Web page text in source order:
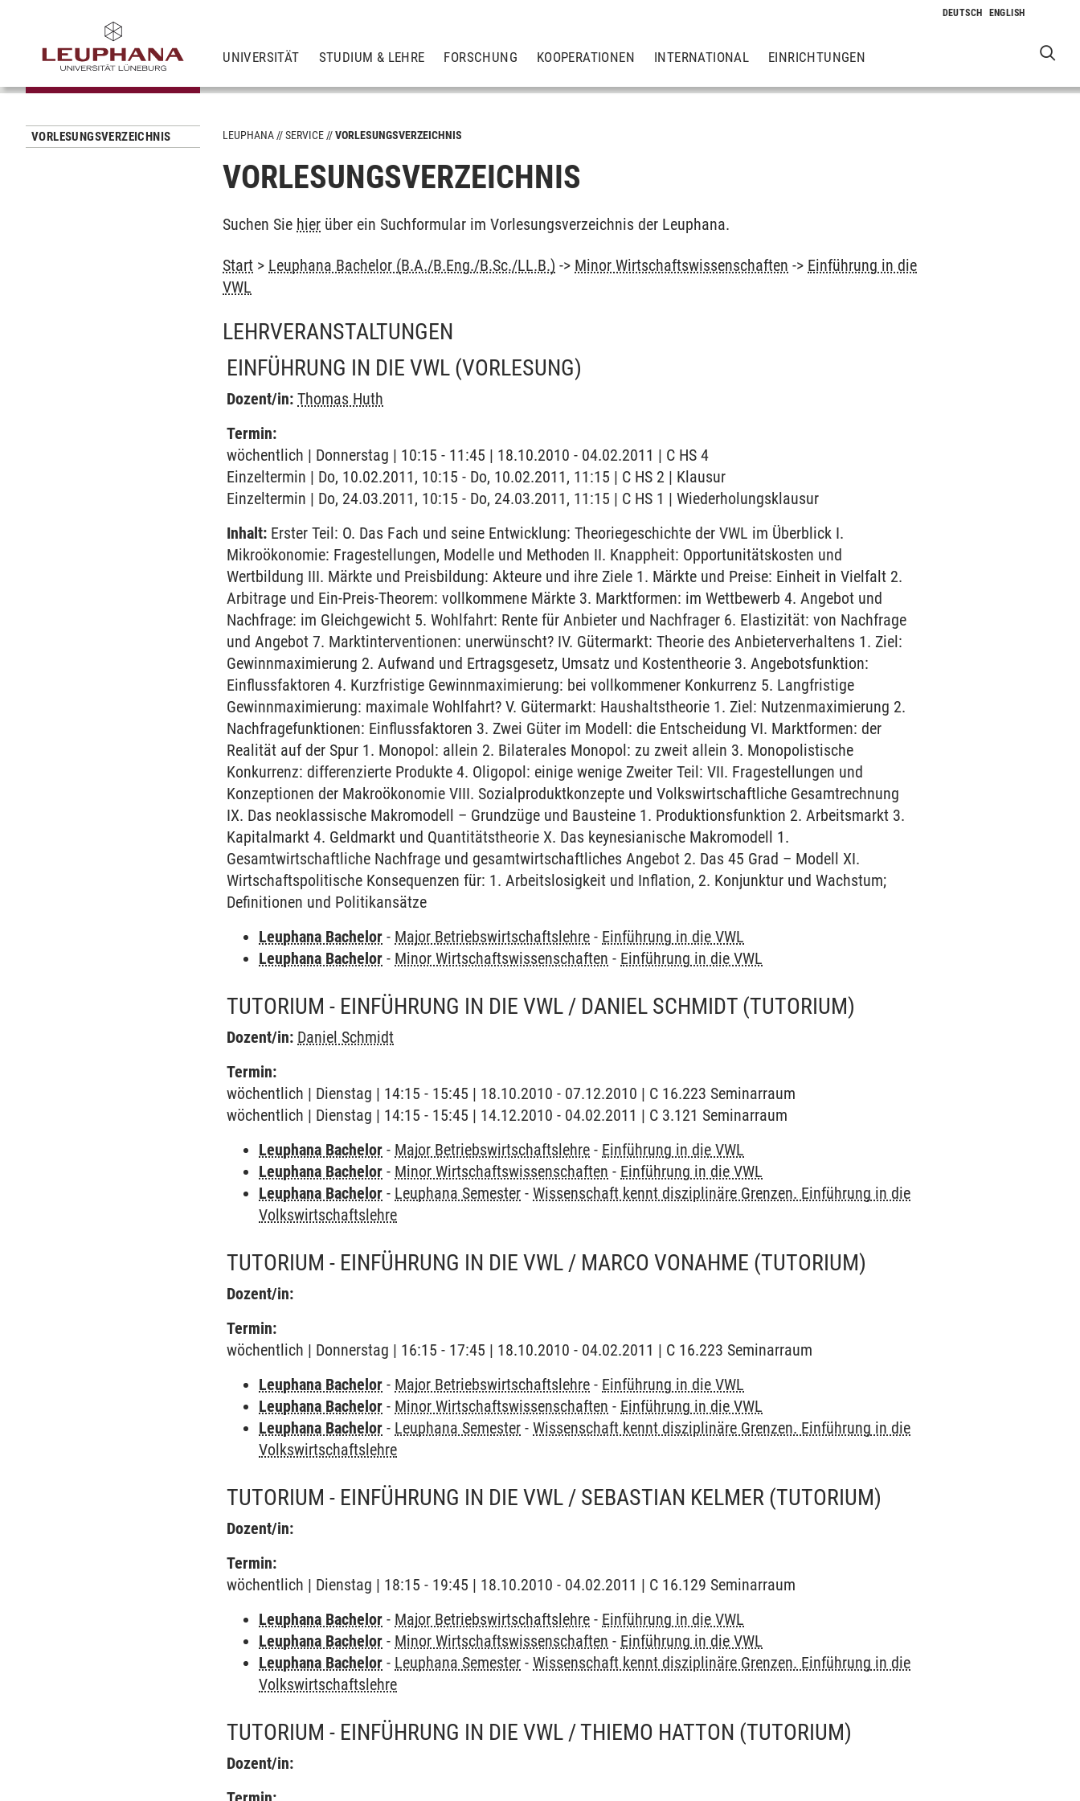
UNIVERSITÄT STUDIUM & LEHRE FORSCHUNG KOOPERATIONEN INTERNATIONAL EINRICHTUNGEN
VORLESUNGSVERZEICHNIS LEUPHANA SERVICE VORLESUNGSVERZEICHNIS
VORLESUNGSVERZEICHNIS
Suchen Sie hier über ein Suchformular im Vorlesungsverzeichnis der Leuphana.
Start > Leuphana Bachelor (B.A./B.Eng./B.Sc./LL.B.) -> Minor Wirtschaftswissenschaften -> Einführung in die
VWL
LEHRVERANSTALTUNGEN
EINFÜHRUNG IN DIE VWL (VORLESUNG)
Dozent/in: Thomas Huth
Termin:
wöchentlich | Donnerstag | 10:15 - 11:45 | 18.10.2010 - 04.02.2011 | C HS 4
Einzeltermin | Do, 10.02.2011, 10:15 - Do, 10.02.2011, 11:15 | C HS 2 | Klausur
Einzeltermin | Do, 24.03.2011, 10:15 - Do, 24.03.2011, 11:15 | C HS 1 | Wiederholungsklausur
Inhalt: Erster Teil: O. Das Fach und seine Entwicklung: Theoriegeschichte der VWL im Überblick I.
Mikroökonomie: Fragestellungen, Modelle und Methoden II. Knappheit: Opportunitätskosten und
Wertbildung III. Märkte und Preisbildung: Akteure und ihre Ziele 1. Märkte und Preise: Einheit in Vielfalt 2.
Arbitrage und Ein-Preis-Theorem: vollkommene Märkte 3. Marktformen: im Wettbewerb 4. Angebot und
Nachfrage: im Gleichgewicht 5. Wohlfahrt: Rente für Anbieter und Nachfrager 6. Elastizität: von Nachfrage
und Angebot 7. Marktinterventionen: unerwünscht? IV. Gütermarkt: Theorie des Anbieterverhaltens 1. Ziel:
Gewinnmaximierung 2. Aufwand und Ertragsgesetz, Umsatz und Kostentheorie 3. Angebotsfunktion:
Einflussfaktoren 4. Kurzfristige Gewinnmaximierung: bei vollkommener Konkurrenz 5. Langfristige
Gewinnmaximierung: maximale Wohlfahrt? V. Gütermarkt: Haushaltstheorie 1. Ziel: Nutzenmaximierung 2.
Nachfragefunktionen: Einflussfaktoren 3. Zwei Güter im Modell: die Entscheidung VI. Marktformen: der
Realität auf der Spur 1. Monopol: allein 2. Bilaterales Monopol: zu zweit allein 3. Monopolistische
Konkurrenz: differenzierte Produkte 4. Oligopol: einige wenige Zweiter Teil: VII. Fragestellungen und
Konzeptionen der Makroökonomie VIII. Sozialproduktkonzepte und Volkswirtschaftliche Gesamtrechnung
IX. Das neoklassische Makromodell – Grundzüge und Bausteine 1. Produktionsfunktion 2. Arbeitsmarkt 3.
Kapitalmarkt 4. Geldmarkt und Quantitätstheorie X. Das keynesianische Makromodell 1.
Gesamtwirtschaftliche Nachfrage und gesamtwirtschaftliches Angebot 2. Das 45 Grad – Modell XI.
Wirtschaftspolitische Konsequenzen für: 1. Arbeitslosigkeit und Inflation, 2. Konjunktur und Wachstum;
Definitionen und Politikansätze
Leuphana Bachelor - Major Betriebswirtschaftslehre - Einführung in die VWL
Leuphana Bachelor - Minor Wirtschaftswissenschaften - Einführung in die VWL
TUTORIUM - EINFÜHRUNG IN DIE VWL / DANIEL SCHMIDT (TUTORIUM)
Dozent/in: Daniel Schmidt
Termin:
wöchentlich | Dienstag | 14:15 - 15:45 | 18.10.2010 - 07.12.2010 | C 16.223 Seminarraum
wöchentlich | Dienstag | 14:15 - 15:45 | 14.12.2010 - 04.02.2011 | C 3.121 Seminarraum
Leuphana Bachelor - Major Betriebswirtschaftslehre - Einführung in die VWL
Leuphana Bachelor - Minor Wirtschaftswissenschaften - Einführung in die VWL
Leuphana Bachelor - Leuphana Semester -Wissenschaft kennt disziplinäre Grenzen. Einführung in die
Volkswirtschaftslehre
TUTORIUM - EINFÜHRUNG IN DIE VWL / MARCO VONAHME (TUTORIUM)
Dozent/in:
Termin:
wöchentlich | Donnerstag | 16:15 - 17:45 | 18.10.2010 - 04.02.2011 | C 16.223 Seminarraum
Leuphana Bachelor - Major Betriebswirtschaftslehre - Einführung in die VWL
Leuphana Bachelor - Minor Wirtschaftswissenschaften - Einführung in die VWL
Leuphana Bachelor - Leuphana Semester -Wissenschaft kennt disziplinäre Grenzen. Einführung in die
Volkswirtschaftslehre
TUTORIUM - EINFÜHRUNG IN DIE VWL / SEBASTIAN KELMER (TUTORIUM)
Dozent/in:
Termin:
wöchentlich | Dienstag | 18:15 - 19:45 | 18.10.2010 - 04.02.2011 | C 16.129 Seminarraum
Leuphana Bachelor - Major Betriebswirtschaftslehre - Einführung in die VWL
Leuphana Bachelor - Minor Wirtschaftswissenschaften - Einführung in die VWL
Leuphana Bachelor - Leuphana Semester -Wissenschaft kennt disziplinäre Grenzen. Einführung in die
Volkswirtschaftslehre
TUTORIUM - EINFÜHRUNG IN DIE VWL / THIEMO HATTON (TUTORIUM)
Dozent/in: